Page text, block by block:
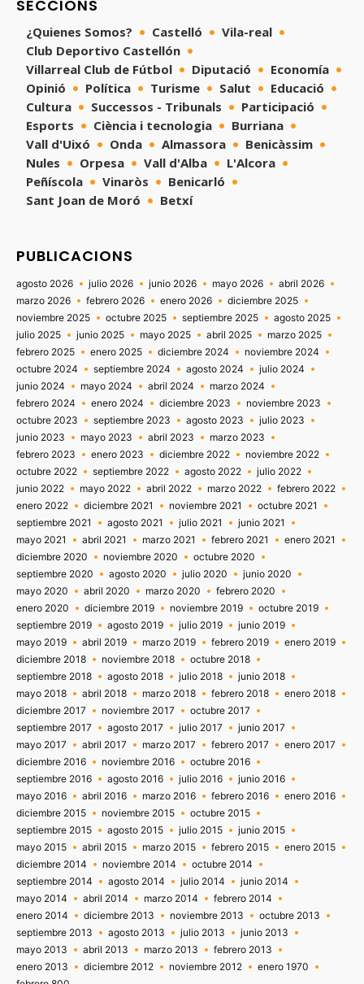
SECCIONS
¿Quienes Somos? Castelló
Vila-real
Club Deportivo Castellón
Villarreal Club de Fútbol
Diputació
Economía
Opinió
Política Turisme Salut
Educació
Cultura
Successos - Tribunals
Participació
Esports
Ciència i tecnologia
Burriana
Vall d'Uixó
Onda Almassora
Benicàssim
Nules
Orpesa Vall d'Alba
L'Alcora
Peñíscola
Vinaròs
Benicarló
Sant Joan de Moró
Betxí
PUBLICACIONS
agosto 2026 julio 2026 junio 2026 mayo 2026
abril 2026
marzo 2026
febrero 2026 enero 2026
diciembre 2025
noviembre 2025
octubre 2025 septiembre 2025
agosto 2025
julio 2025
junio 2025 mayo 2025 abril 2025
marzo 2025
febrero 2025
enero 2025 diciembre 2024
noviembre 2024
octubre 2024
septiembre 2024 agosto 2024
julio 2024
junio 2024
mayo 2024 abril 2024
marzo 2024
febrero 2024
enero 2024 diciembre 2023
noviembre 2023
octubre 2023
septiembre 2023 agosto 2023
julio 2023
junio 2023
mayo 2023 abril 2023
marzo 2023
febrero 2023
enero 2023 diciembre 2022
noviembre 2022
octubre 2022
septiembre 2022 agosto 2022
julio 2022
junio 2022
mayo 2022 abril 2022 marzo 2022
febrero 2022
enero 2022
diciembre 2021 noviembre 2021
octubre 2021
septiembre 2021
agosto 2021 julio 2021
junio 2021
mayo 2021
abril 2021 marzo 2021 febrero 2021
enero 2021
diciembre 2020
noviembre 2020
octubre 2020
septiembre 2020
agosto 2020 julio 2020
junio 2020
mayo 2020
abril 2020 marzo 2020
febrero 2020
enero 2020
diciembre 2019 noviembre 2019
octubre 2019
septiembre 2019
agosto 2019 julio 2019
junio 2019
mayo 2019
abril 2019 marzo 2019 febrero 2019
enero 2019
diciembre 2018
noviembre 2018
octubre 2018
septiembre 2018
agosto 2018 julio 2018
junio 2018
mayo 2018
abril 2018 marzo 2018 febrero 2018
enero 2018
diciembre 2017
noviembre 2017
octubre 2017
septiembre 2017
agosto 2017 julio 2017
junio 2017
mayo 2017
abril 2017 marzo 2017 febrero 2017
enero 2017
diciembre 2016
noviembre 2016
octubre 2016
septiembre 2016
agosto 2016 julio 2016
junio 2016
mayo 2016
abril 2016 marzo 2016 febrero 2016
enero 2016
diciembre 2015
noviembre 2015
octubre 2015
septiembre 2015
agosto 2015 julio 2015
junio 2015
mayo 2015
abril 2015 marzo 2015 febrero 2015
enero 2015
diciembre 2014
noviembre 2014
octubre 2014
septiembre 2014
agosto 2014 julio 2014
junio 2014
mayo 2014
abril 2014 marzo 2014
febrero 2014
enero 2014
diciembre 2013 noviembre 2013
octubre 2013
septiembre 2013
agosto 2013 julio 2013
junio 2013
mayo 2013
abril 2013 marzo 2013
febrero 2013
enero 2013
diciembre 2012 noviembre 2012
enero 1970